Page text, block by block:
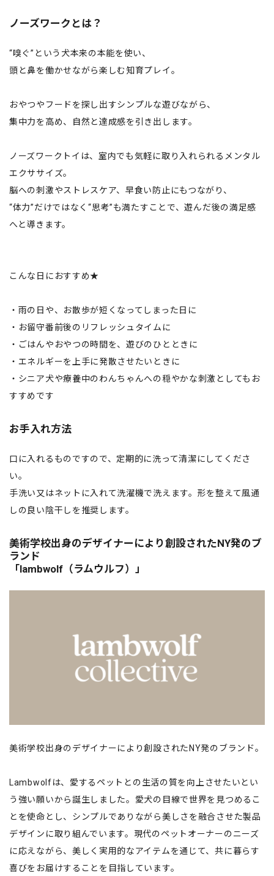
ノーズワークとは？
“嗅ぐ”という犬本来の本能を使い、
頭と鼻を働かせながら楽しむ知育プレイ。
おやつやフードを探し出すシンプルな遊びながら、
集中力を高め、自然と達成感を引き出します。
ノーズワークトイは、室内でも気軽に取り入れられるメンタル
エクササイズ。
脳への刺激やストレスケア、早食い防止にもつながり、
“体力”だけではなく“思考”も満たすことで、遊んだ後の満足感
へと導きます。
こんな日におすすめ★
・雨の日や、お散歩が短くなってしまった日に
・お留守番前後のリフレッシュタイムに
・ごはんやおやつの時間を、遊びのひとときに
・エネルギーを上手に発散させたいときに
・シニア犬や療養中のわんちゃんへの穏やかな刺激としてもお
すすめです
お手入れ方法
口に入れるものですので、定期的に洗って清潔にしてくださ
い。
手洗い又はネットに入れて洗濯機で洗えます。形を整えて風通
しの良い陰干しを推奨します。
美術学校出身のデザイナーにより創設されたNY発のブ
ランド
「lambwolf（ラムウルフ）」
美術学校出身のデザイナーにより創設されたNY発のブランド。
Lambwolfは、愛するペットとの生活の質を向上させたいとい
う強い願いから誕生しました。愛犬の目線で世界を見つめるこ
とを使命とし、シンプルでありながら美しさを融合させた製品
デザインに取り組んでいます。現代のペットオーナーのニーズ
に応えながら、美しく実用的なアイテムを通じて、共に暮らす
喜びをお届けすることを目指しています。